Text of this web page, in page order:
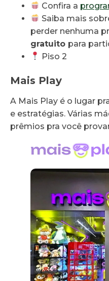
Confira a
Saiba mais
perder nenhuma
gratuito para
Piso 2
Mais Play
A Mais Play é o lugar
e estratégias. Várias
prêmios pra você